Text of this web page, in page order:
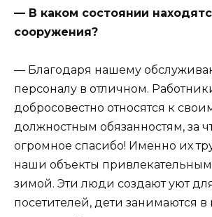
— В каком состоянии
сооружения?
— Благодаря нашему
персоналу в отличном.
добросовестно относятся к
должностным обязанностям, за
огромное спасибо! Именно их
наши объекты
зимой. Эти люди создают уют
посетителей, дети занимаются